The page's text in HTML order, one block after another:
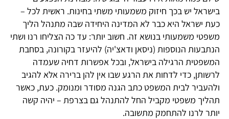
בישראל יש בכך חיזוק משמעותי משתי בחינות. ראשית לכל –
כעת ישראל היא כבר לא המדינה היחידה שבה מתנהל הליך
משפטי משמעותי בנושא זה. חשוב יותר: עד כה הצליחו רנו ושתי
הנתבעות הנוספות (ניסאן ודאצ'יה) להיעזר בקורונה, בסחבת
המשפטית הרגילה בישראל, ובכל אפשרות דחיה שעמדה
לרשותן, כדי לדחות את הרגע שבו אין להן ברירה אלא להגיב
ולהעביר לבית המשפט כתב הגנה מסודר ומנומק. כעת, כאשר
תהליך משפטי מקביל החל להתנהל גם בצרפת – יהיה קשה
יותר לרנו להתחמק מתשובה.